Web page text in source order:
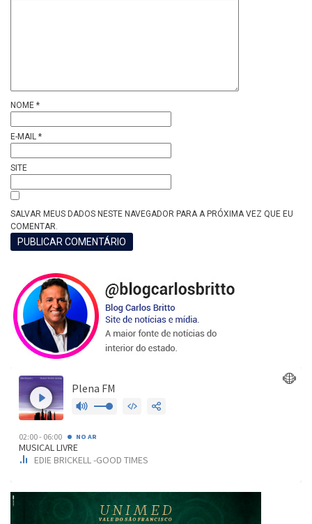
NOME *
E-MAIL *
SITE
SALVAR MEUS DADOS NESTE NAVEGADOR PARA A PRÓXIMA VEZ QUE EU
COMENTAR.